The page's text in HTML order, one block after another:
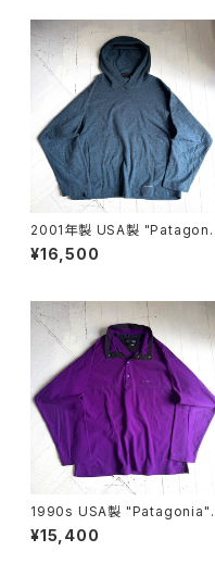
2001年製 USA製 "Patagoni
a" rincon foodie
¥16,500
1990s USA製 "Patagonia"
MICRO D-LUXE pullover
¥15,400